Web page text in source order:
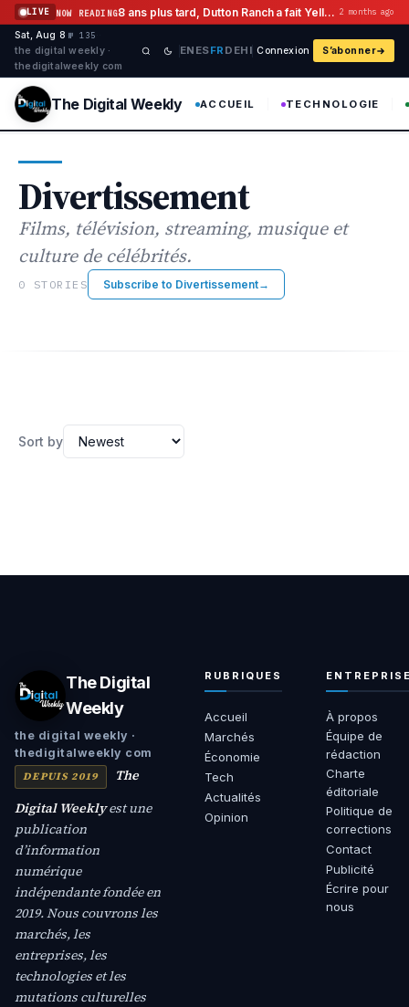
Aller au contenu
LIVE NOW READING 8 ans plus tard, Dutton Ranch a fait Yellowstone Flashback Histoire 2 months ago
Sat, Aug 8 ·№ 135
the digital weekly ·
thedigitalweekly com
EN ESFR DEHI Connexion S’abonner
The Digital Weekly ACCUEIL TECHNOLOGIE
Divertissement
Films, télévision, streaming, musique et
culture de célébrités.
0 STORIES Subscribe to Divertissement→
Sort by
The Digital
Weekly
the digital weekly ·
thedigitalweekly com
DEPUIS 2019
The
Digital Weeklyest une
publication
d’information
numérique
indépendante fondée en
2019. Nous couvrons les
marchés, les
entreprises, les
technologies et les
mutations culturelles
RUBRIQUES
Accueil
Marchés
Économie
Tech
Actualités
Opinion
À propos
Équipe de
rédaction
Charte
éditoriale
Politique de
corrections
Contact
Publicité
Écrire pour
nous